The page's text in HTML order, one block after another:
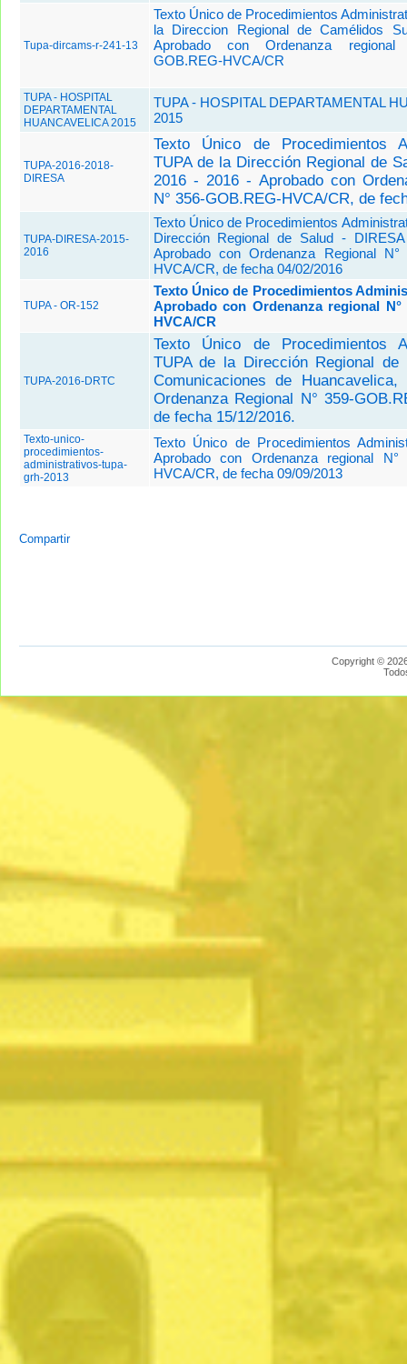
Tupa-dircams-r-241-13
Texto Único de Procedimientos
la Direccion Regional de Camélidos
Aprobado con Ordenanza regional
GOB.REG-HVCA/CR
TUPA - HOSPITAL
DEPARTAMENTAL
HUANCAVELICA 2015
TUPA - HOSPITAL DEPARTAMENTAL
2015
TUPA-2016-2018-
DIRESA
Texto Único de Procedimientos
TUPA de la Dirección Regional de
2016 - 2016 - Aprobado con
N° 356-GOB.REG-HVCA/CR, de
TUPA-DIRESA-2015-
2016
Texto Único de Procedimientos
Dirección Regional de Salud -
Aprobado con Ordenanza Regional N°
HVCA/CR, de fecha 04/02/2016
TUPA - OR-152
Texto Único de Procedimientos
Aprobado con Ordenanza regional N°
HVCA/CR
TUPA-2016-DRTC
Texto Único de Procedimientos
TUPA de la Dirección Regional de
Comunicaciones de Huancavelica,
Ordenanza Regional N° 359-
de fecha 15/12/2016.
Texto-unico-
procedimientos-
administrativos-tupa-
grh-2013
Texto Único de Procedimientos
Aprobado con Ordenanza regional N°
HVCA/CR, de fecha 09/09/2013
Compartir
Copyright ©